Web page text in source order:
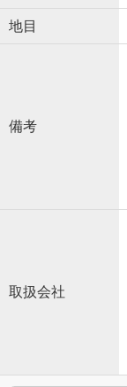
地目
備考
取扱会社